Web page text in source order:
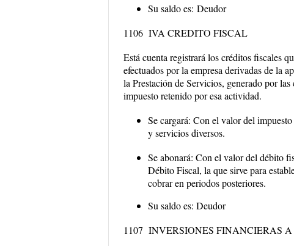
Su saldo es: Deudor
1106 IVA CREDITO FISCAL
Está cuenta registrará los créditos fiscales
efectuados por la empresa derivadas de la
la Prestación de Servicios, generado por
impuesto retenido por esa actividad.
Se cargará: Con el valor del
y servicios diversos.
Se abonará: Con el valor del débito
Débito Fiscal, la que sirve para
cobrar en periodos posteriores.
Su saldo es: Deudor
1107 INVERSIONES FINANCIERAS